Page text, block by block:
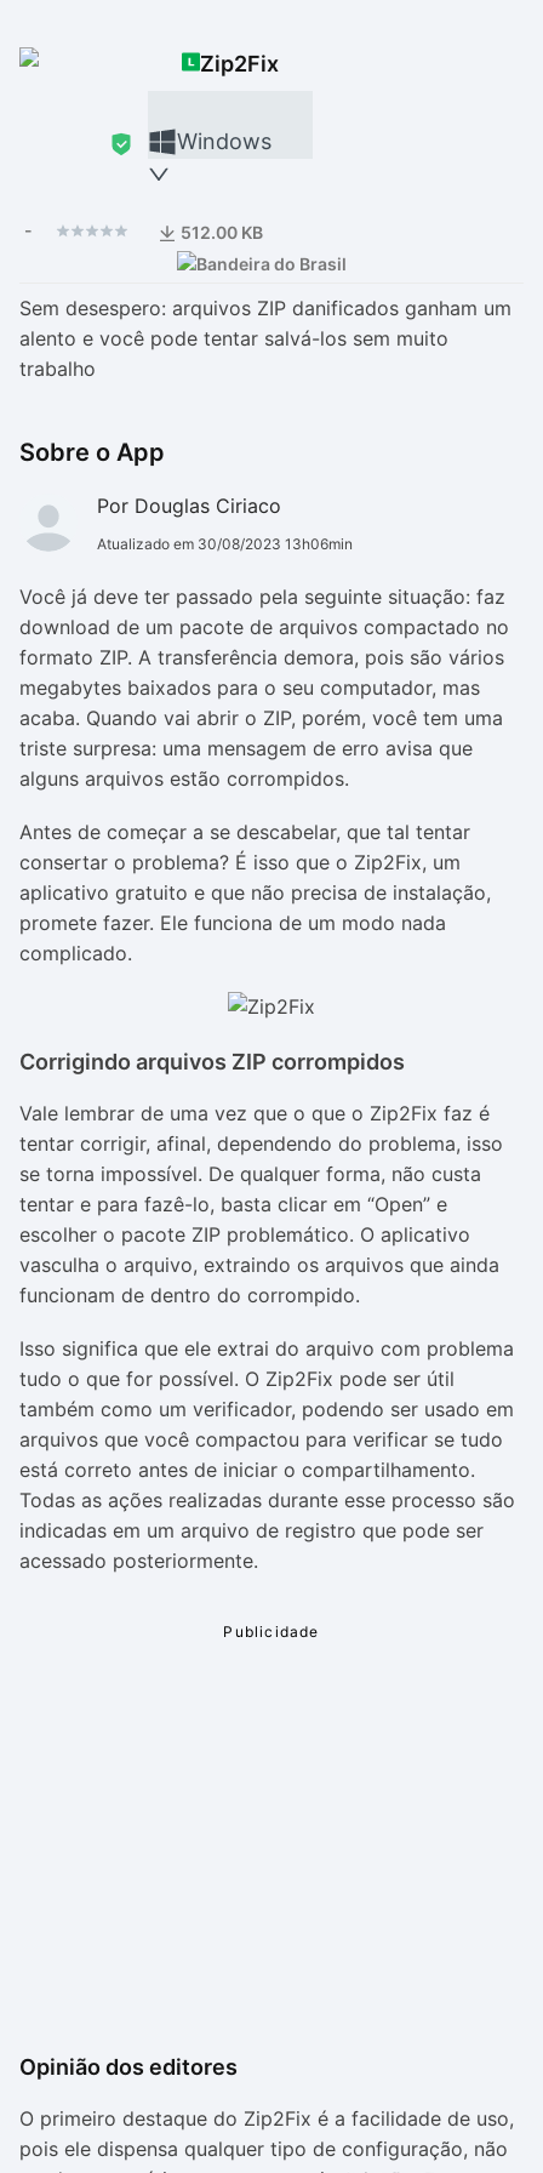
Zip2Fix
Windows
- 512.00 KB
Sem desespero: arquivos ZIP danificados ganham um
alento e você pode tentar salvá-los sem muito
trabalho
Sobre o App
Por Douglas Ciriaco
Atualizado em 30/08/2023 13h06min
Você já deve ter passado pela seguinte situação: faz
download de um pacote de arquivos compactado no
formato ZIP. A transferência demora, pois são vários
megabytes baixados para o seu computador, mas
acaba. Quando vai abrir o ZIP, porém, você tem uma
triste surpresa: uma mensagem de erro avisa que
alguns arquivos estão corrompidos.
Antes de começar a se descabelar, que tal tentar
consertar o problema? É isso que o Zip2Fix, um
aplicativo gratuito e que não precisa de instalação,
promete fazer. Ele funciona de um modo nada
complicado.
Corrigindo arquivos ZIP corrompidos
Vale lembrar de uma vez que o que o Zip2Fix faz é
tentar corrigir, afinal, dependendo do problema, isso
se torna impossível. De qualquer forma, não custa
tentar e para fazê-lo, basta clicar em “Open” e
escolher o pacote ZIP problemático. O aplicativo
vasculha o arquivo, extraindo os arquivos que ainda
funcionam de dentro do corrompido.
Isso significa que ele extrai do arquivo com problema
tudo o que for possível. O Zip2Fix pode ser útil
também como um verificador, podendo ser usado em
arquivos que você compactou para verificar se tudo
está correto antes de iniciar o compartilhamento.
Todas as ações realizadas durante esse processo são
indicadas em um arquivo de registro que pode ser
acessado posteriormente.
Opinião dos editores
O primeiro destaque do Zip2Fix é a facilidade de uso,
pois ele dispensa qualquer tipo de configuração, não